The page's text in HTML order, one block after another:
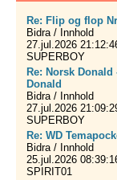
Re: Flip og flop
Bidra / Innhold
27.jul.2026
SUPERBOY
Re: Norsk
Donald
Bidra / Innhold
27.jul.2026
SUPERBOY
Re: WD
Bidra / Innhold
25.jul.2026
SPIRIT01